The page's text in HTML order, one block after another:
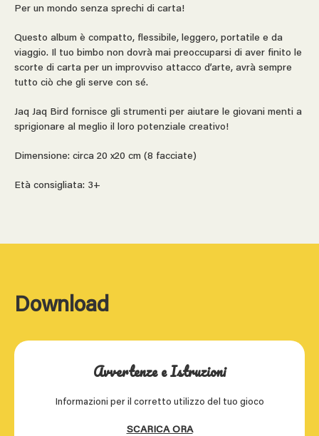
Per un mondo senza sprechi di carta!
Questo album è compatto, flessibile, leggero, portatile e da
viaggio. Il tuo bimbo non dovrà mai preoccuparsi di aver finito le
scorte di carta per un improvviso attacco d’arte, avrà sempre
tutto ciò che gli serve con sé.
Jaq Jaq Bird fornisce gli strumenti per aiutare le giovani menti a
sprigionare al meglio il loro potenziale creativo!
Dimensione: circa 20 x20 cm (8 facciate)
Età consigliata: 3+
Download
Avvertenze e Istruzioni
Informazioni per il corretto utilizzo del tuo gioco
SCARICA ORA